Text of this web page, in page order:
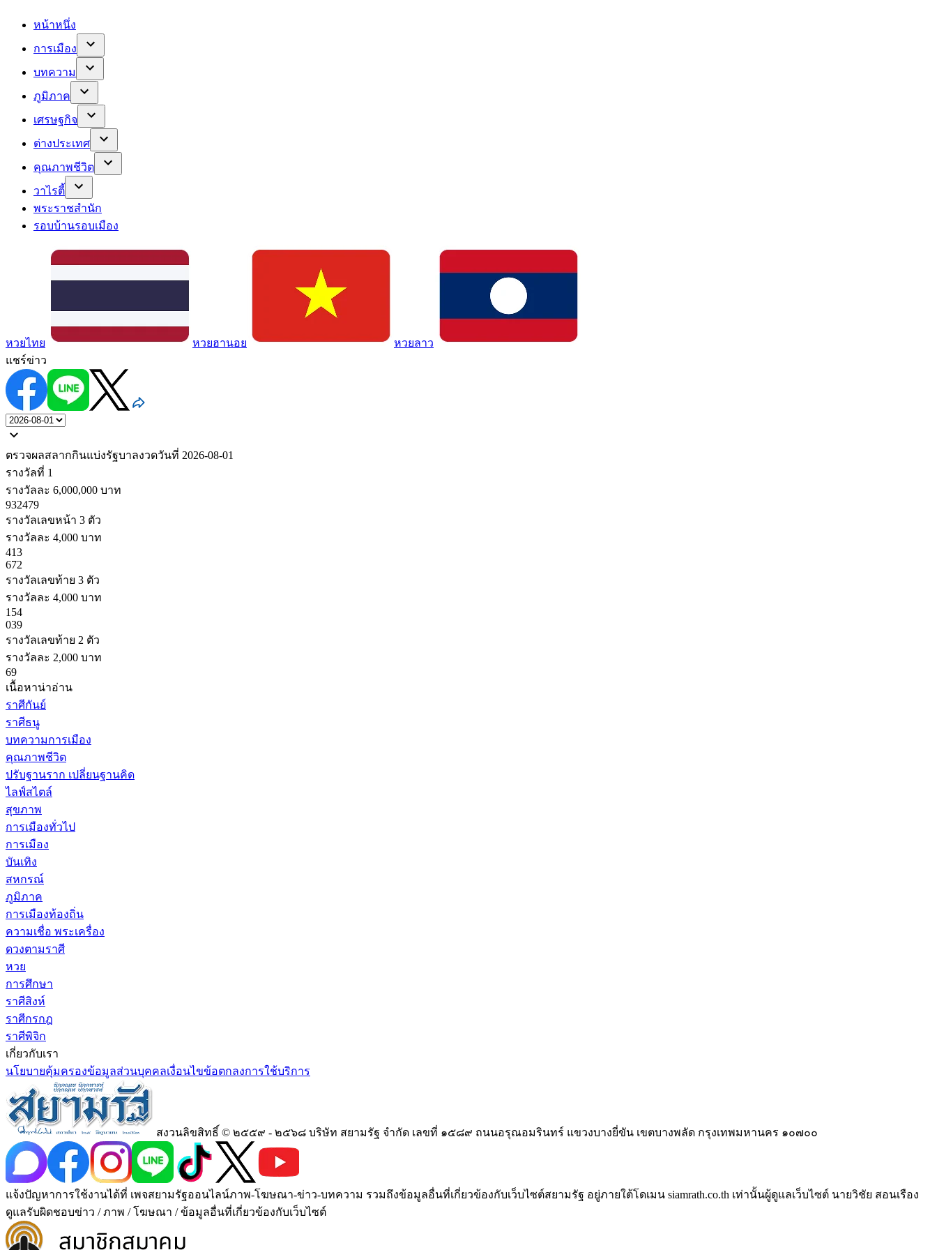
หน้าหนึ่ง
การเมือง
บทความ
ภูมิภาค
เศรษฐกิจ
ต่างประเทศ
คุณภาพชีวิต
วาไรตี้
พระราชสำนัก
รอบบ้านรอบเมือง
หวยไทย หวยฮานอย
หวยลาว
แชร์ข่าว
ตรวจผลสลากกินแบ่งรัฐบาลงวดวันที่ 2026-08-01
รางวัลที่ 1
รางวัลละ 6,000,000 บาท
932479
รางวัลเลขหน้า 3 ตัว
รางวัลละ 4,000 บาท
413
672
รางวัลเลขท้าย 3 ตัว
รางวัลละ 4,000 บาท
154
039
รางวัลเลขท้าย 2 ตัว
รางวัลละ 2,000 บาท
69
เนื้อหาน่าอ่าน
ราศีกันย์
ราศีธนู
บทความการเมือง
คุณภาพชีวิต
ปรับฐานราก เปลี่ยนฐานคิด
ไลฟ์สไตล์
สุขภาพ
การเมืองทั่วไป
การเมือง
บันเทิง
สหกรณ์
ภูมิภาค
การเมืองท้องถิ่น
ความเชื่อ พระเครื่อง
ดวงตามราศี
หวย
การศึกษา
ราศีสิงห์
ราศีกรกฎ
ราศีพิจิก
เกี่ยวกับเรา
นโยบายคุ้มครองข้อมูลส่วนบุคคลเงื่อนไขข้อตกลงการใช้บริการ
สงวนลิขสิทธิ์ © ๒๕๕๙ - ๒๕๖๘ บริษัท สยามรัฐ จำกัด เลขที่ ๑๕๘๙ ถนนอรุณอมรินทร์ แขวงบางยี่ขัน เขตบางพลัด กรุงเทพมหานคร ๑๐๗๐๐
แจ้งปัญหาการใช้งานได้ที่ เพจสยามรัฐออนไลน์ภาพ-โฆษณา-ข่าว-บทความ รวมถึงข้อมูลอื่นที่เกี่ยวข้องกับเว็บไซต์สยามรัฐ อยู่ภายใต้โดเมน siamrath.co.th เท่านั้นผู้ดูแลเว็บไซต์ นายวิชัย สอนเรือง
ดูแลรับผิดชอบข่าว / ภาพ / โฆษณา / ข้อมูลอื่นที่เกี่ยวข้องกับเว็บไซต์